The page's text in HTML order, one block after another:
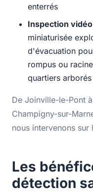
enterrés
Inspection
miniaturisée
d'évacuation
rompus ou
quartiers
De Joinville-le-Pont
Champigny-sur-
nous intervenons
Les
détection